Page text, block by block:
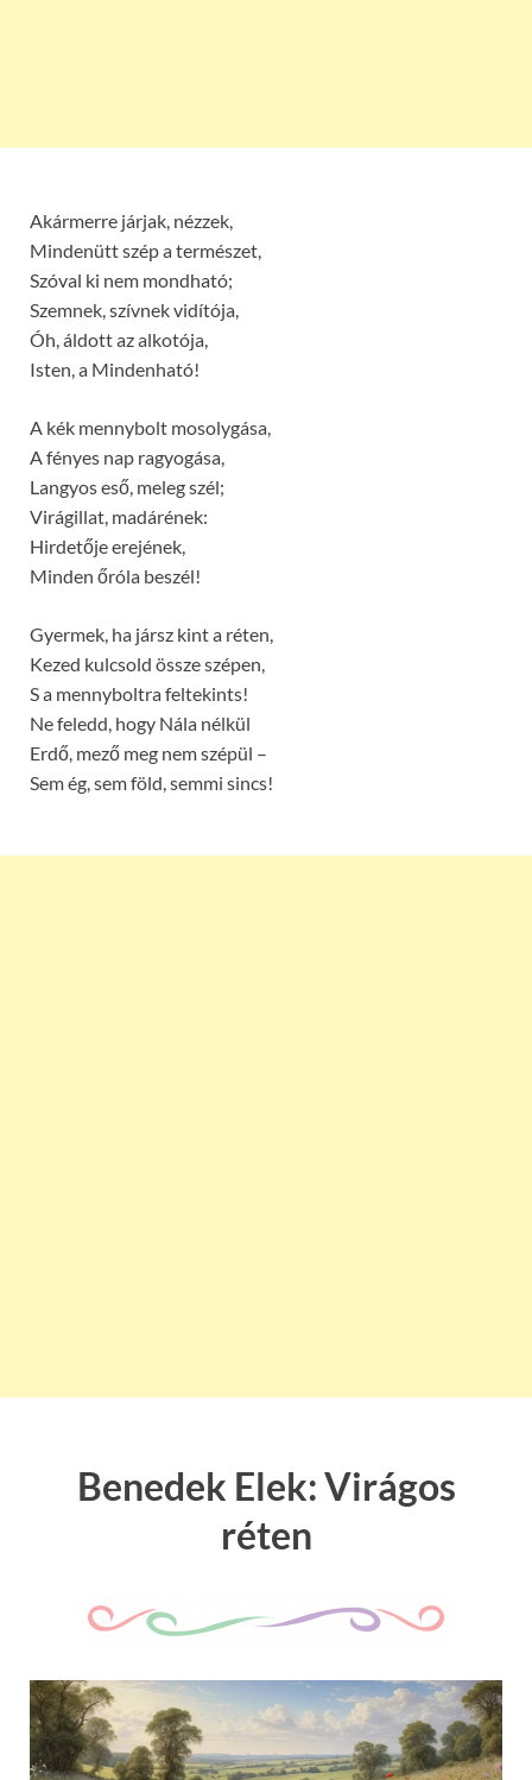
Akármerre járjak, nézzek,
Mindenütt szép a természet,
Szóval ki nem mondható;
Szemnek, szívnek vidítója,
Óh, áldott az alkotója,
Isten, a Mindenható!
A kék mennybolt mosolygása,
A fényes nap ragyogása,
Langyos eső, meleg szél;
Virágillat, madárének:
Hirdetője erejének,
Minden őróla beszél!
Gyermek, ha jársz kint a réten,
Kezed kulcsold össze szépen,
S a mennyboltra feltekints!
Ne feledd, hogy Nála nélkül
Erdő, mező meg nem szépül –
Sem ég, sem föld, semmi sincs!
Benedek Elek: Virágos
réten